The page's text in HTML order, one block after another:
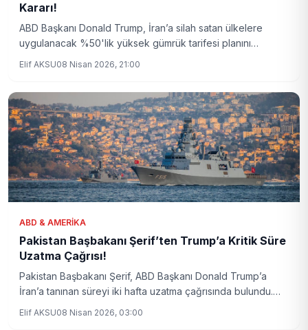
Kararı!
ABD Başkanı Donald Trump, İran’a silah satan ülkelere
uygulanacak %50'lik yüksek gümrük tarifesi planını
Elif AKSU08 Nisan 2026, 21:00
ABD & AMERIKA
Pakistan Başbakanı Şerif’ten Trump’a Kritik Süre
Uzatma Çağrısı!
Pakistan Başbakanı Şerif, ABD Başkanı Donald Trump’a
İran’a tanınan süreyi iki hafta uzatma çağrısında bulundu.
Elif AKSU08 Nisan 2026, 03:00